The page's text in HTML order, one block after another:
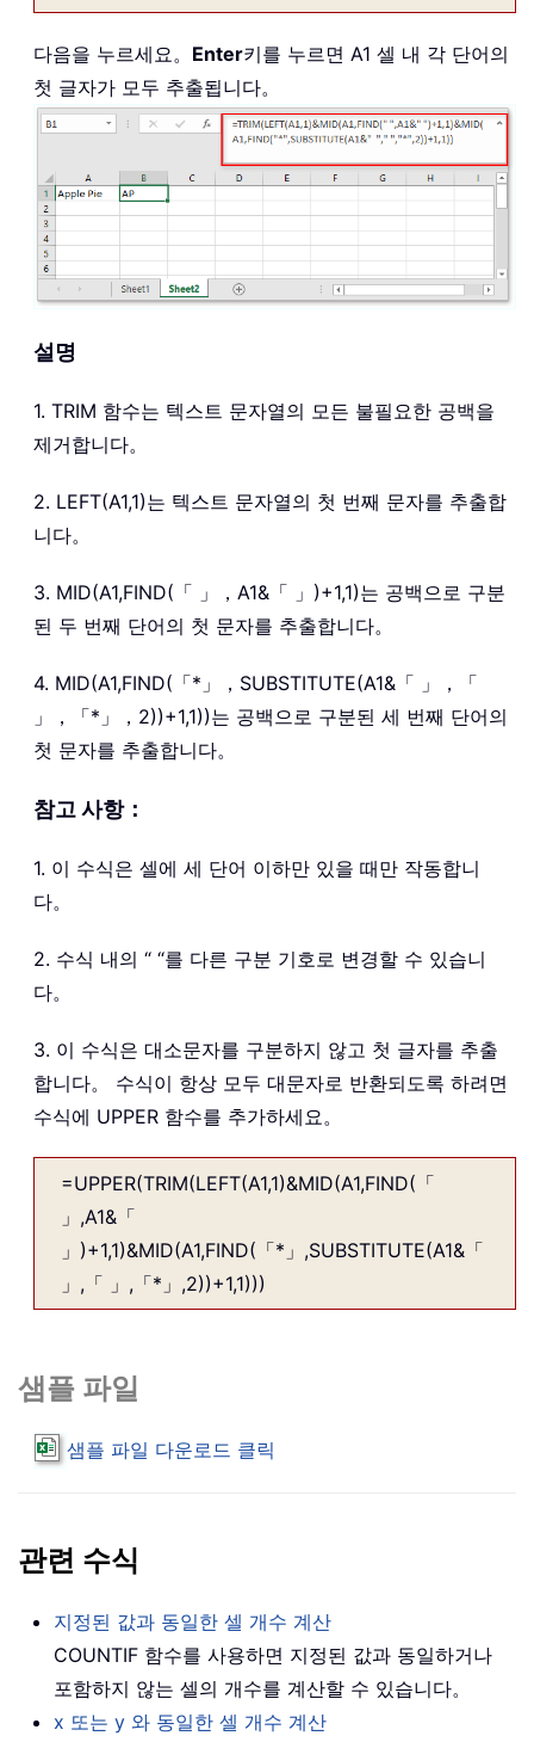
다음을 누르세요。 Enter키를 누르면 A1 셀 내 각 단어의
첫 글자가 모두 추출됩니다。
설명
1. TRIM 함수는 텍스트 문자열의 모든 불필요한 공백을
제거합니다。
2. LEFT(A1,1)는 텍스트 문자열의 첫 번째 문자를 추출합
니다。
3. MID(A1,FIND(「 」，A1&「 」)+1,1)는 공백으로 구분
된 두 번째 단어의 첫 문자를 추출합니다。
4. MID(A1,FIND(「*」，SUBSTITUTE(A1&「 」，「
」，「*」，2))+1,1))는 공백으로 구분된 세 번째 단어의
첫 문자를 추출합니다。
참고 사항：
1. 이 수식은 셀에 세 단어 이하만 있을 때만 작동합니
다。
2. 수식 내의 “ “를 다른 구분 기호로 변경할 수 있습니
다。
3. 이 수식은 대소문자를 구분하지 않고 첫 글자를 추출
합니다。 수식이 항상 모두 대문자로 반환되도록 하려면
수식에 UPPER 함수를 추가하세요。
=UPPER(TRIM(LEFT(A1,1)&MID(A1,FIND(「
」,A1&「
」)+1,1)&MID(A1,FIND(「*」,SUBSTITUTE(A1&「
」,「 」,「*」,2))+1,1)))
샘플 파일
샘플 파일 다운로드 클릭
관련 수식
지정된 값과 동일한 셀 개수 계산
COUNTIF 함수를 사용하면 지정된 값과 동일하거나
포함하지 않는 셀의 개수를 계산할 수 있습니다。
x 또는 y 와 동일한 셀 개수 계산